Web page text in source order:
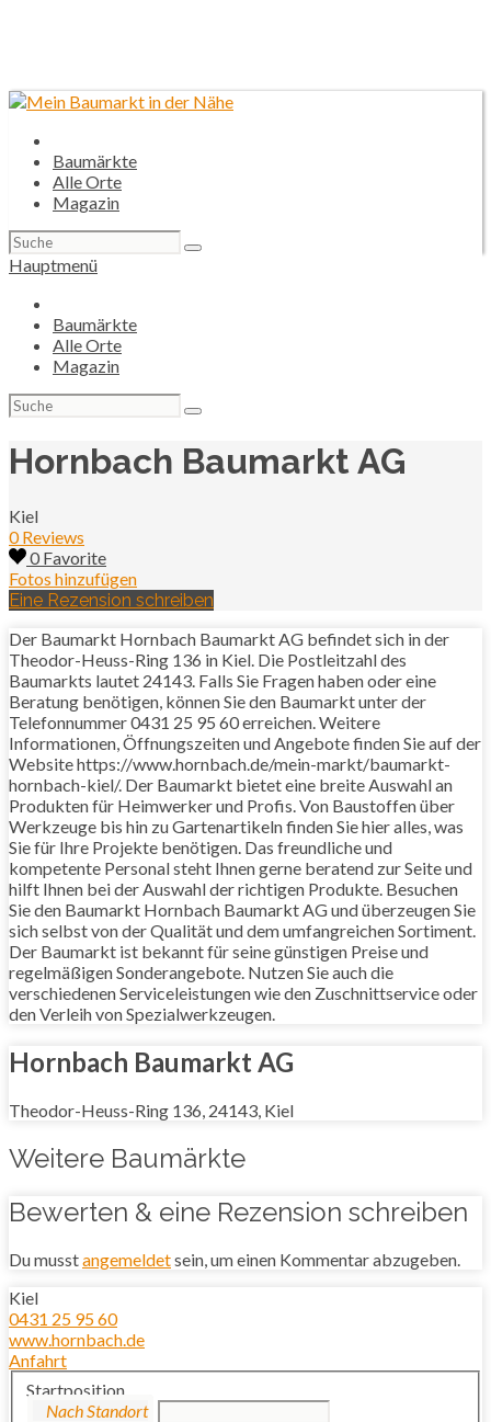
Baumärkte
Alle Orte
Magazin
Suchen
nach:
Hauptmenü
Baumärkte
Alle Orte
Magazin
Suchen
nach:
Hornbach Baumarkt AG
Kiel
0 Reviews
0 Favorite
Fotos hinzufügen
Eine Rezension schreiben
Der Baumarkt Hornbach Baumarkt AG befindet sich in der
Theodor-Heuss-Ring 136 in Kiel. Die Postleitzahl des
Baumarkts lautet 24143. Falls Sie Fragen haben oder eine
Beratung benötigen, können Sie den Baumarkt unter der
Telefonnummer 0431 25 95 60 erreichen. Weitere
Informationen, Öffnungszeiten und Angebote finden Sie auf der
Website https://www.hornbach.de/mein-markt/baumarkt-
hornbach-kiel/. Der Baumarkt bietet eine breite Auswahl an
Produkten für Heimwerker und Profis. Von Baustoffen über
Werkzeuge bis hin zu Gartenartikeln finden Sie hier alles, was
Sie für Ihre Projekte benötigen. Das freundliche und
kompetente Personal steht Ihnen gerne beratend zur Seite und
hilft Ihnen bei der Auswahl der richtigen Produkte. Besuchen
Sie den Baumarkt Hornbach Baumarkt AG und überzeugen Sie
sich selbst von der Qualität und dem umfangreichen Sortiment.
Der Baumarkt ist bekannt für seine günstigen Preise und
regelmäßigen Sonderangebote. Nutzen Sie auch die
verschiedenen Serviceleistungen wie den Zuschnittservice oder
den Verleih von Spezialwerkzeugen.
Hornbach Baumarkt AG
Theodor-Heuss-Ring 136, 24143, Kiel
Weitere Baumärkte
Bewerten & eine Rezension schreiben
Du musstangemeldetsein, um einen Kommentar abzugeben.
Kiel
0431 25 95 60
www.hornbach.de
Anfahrt
Startposition